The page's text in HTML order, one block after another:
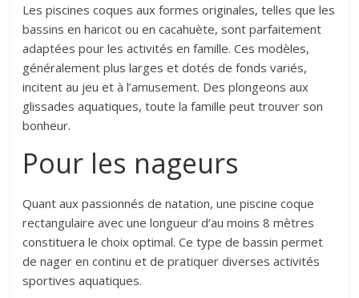
Les piscines coques aux formes originales, telles que les
bassins en haricot ou en cacahuète, sont parfaitement
adaptées pour les activités en famille. Ces modèles,
généralement plus larges et dotés de fonds variés,
incitent au jeu et à l’amusement. Des plongeons aux
glissades aquatiques, toute la famille peut trouver son
bonheur.
Pour les nageurs
Quant aux passionnés de natation, une piscine coque
rectangulaire avec une longueur d’au moins 8 mètres
constituera le choix optimal. Ce type de bassin permet
de nager en continu et de pratiquer diverses activités
sportives aquatiques.